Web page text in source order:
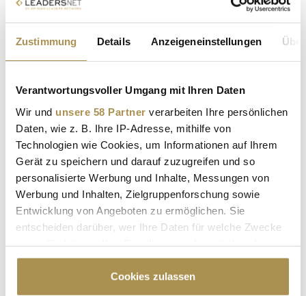
Zustimmung Details Anzeigeneinstellungen
Verantwortungsvoller Umgang mit Ihren Daten
Wir und unsere 58 Partner verarbeiten Ihre persönlichen
Daten, wie z. B. Ihre IP-Adresse, mithilfe von
Technologien wie Cookies, um Informationen auf Ihrem
Gerät zu speichern und darauf zuzugreifen und so
personalisierte Werbung und Inhalte, Messungen von
Werbung und Inhalten, Zielgruppenforschung sowie
Entwicklung von Angeboten zu ermöglichen. Sie
entscheiden darüber, wer Ihre Daten für welche Zwecke
Cookie-Erklärung oder durch Klicken auf das Privacy
Trigger Symbol ändern oder widerrufen
Cookies zulassen